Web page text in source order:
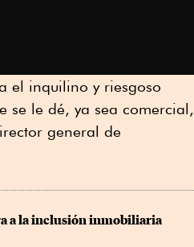
el inquilino y riesgoso
se le dé, ya sea comercial,
general de
a la inclusión inmobiliaria